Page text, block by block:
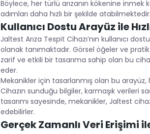
Böylece, her türlü arızanın kökenine
adımları daha hızlı bir şekilde atabilmektedir.
Kullanıcı Dostu Arayüz ile
Jaltest Arıza Tespit Cihazı’nın kullanıcı
olanak tanımaktadır. Görsel öğeler ve pratik
zarif ve etkili bir tasarıma sahip olan bu
eder.
Mekanikler için tasarlanmış olan bu arayüz,
Cihazın sunduğu bilgiler, karmaşık verileri
tasarımı sayesinde, mekanikler, Jaltest
edebilirler.
Gerçek Zamanlı Veri Erişimi